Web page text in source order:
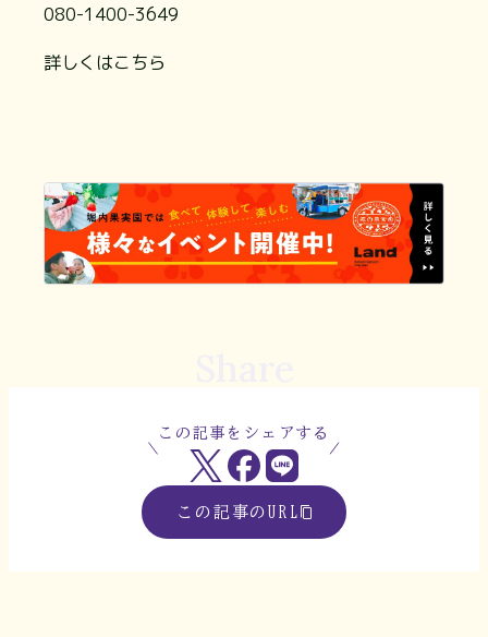
080-1400-3649
詳しくはこちら
この記事をシェアする
この記事のURL